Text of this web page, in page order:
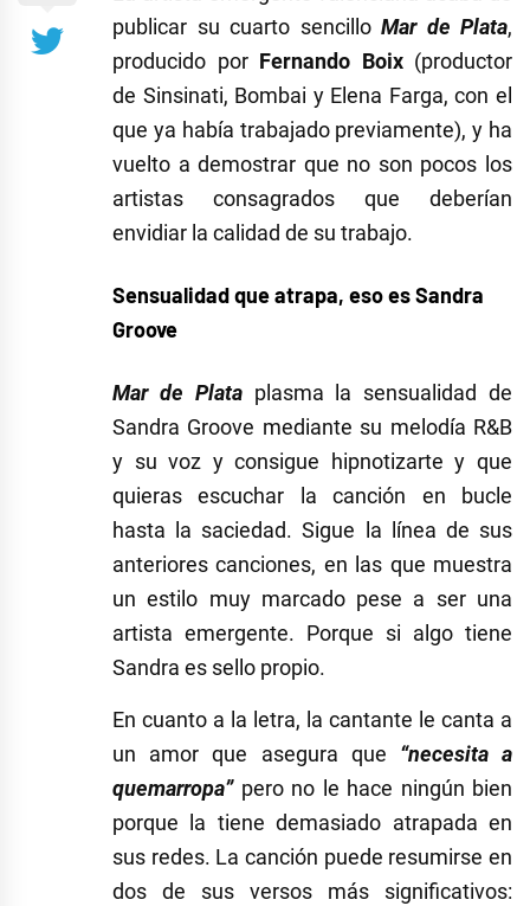
publicar su cuarto sencillo Mar de Plata,
producido por Fernando Boix(productor
de Sinsinati, Bombai y Elena Farga, con el
que ya había trabajado previamente), y ha
vuelto a demostrar que no son pocos los
artistas consagrados que deberían
envidiar la calidad de su trabajo.
Sensualidad que atrapa, eso es Sandra
Groove
Mar de Plataplasma la sensualidad de
Sandra Groove mediante su melodía R&B
y su voz y consigue hipnotizarte y que
quieras escuchar la canción en bucle
hasta la saciedad. Sigue la línea de sus
anteriores canciones, en las que muestra
un estilo muy marcado pese a ser una
artista emergente. Porque si algo tiene
Sandra es sello propio.
En cuanto a la letra, la cantante le canta a
un amor que asegura que “necesita a
quemarropa”pero no le hace ningún bien
porque la tiene demasiado atrapada en
sus redes. La canción puede resumirse en
dos de sus versos más significativos: